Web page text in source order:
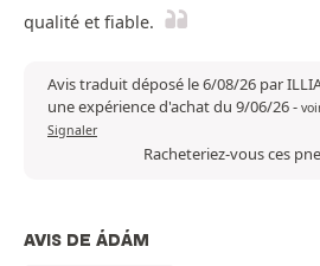
qualité et fiable.
Avis traduit déposé le 6/08/26 par
une expérience d'achat du 9/06/26-
Signaler
Racheteriez-vous ces
AVIS DE ÁDÁM